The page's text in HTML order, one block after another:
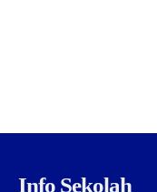
Info Sekolah